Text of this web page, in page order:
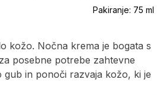
kožo. Nočna krema je bogata s
posebne potrebe zahtevne
gub in ponoči razvaja kožo, ki je
Pakiranje: 75 ml